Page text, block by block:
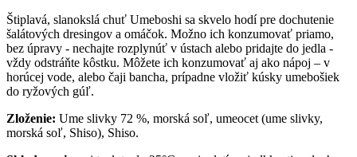
Štiplavá, slanokslá chuť Umeboshi sa skvelo hodí pre dochutenie
šalátových dresingov a omáčok. Možno ich konzumovať priamo,
bez úpravy - nechajte rozplynúť v ústach alebo pridajte do jedla -
vždy odstráňte kôstku. Môžete ich konzumovať aj ako nápoj – v
horúcej vode, alebo čaji bancha, prípadne vložiť kúsky umebošiek
do ryžových gúľ.
Zloženie: Ume slivky 72 %, morská soľ, umeocet (ume slivky,
morská soľ, Shiso), Shiso.